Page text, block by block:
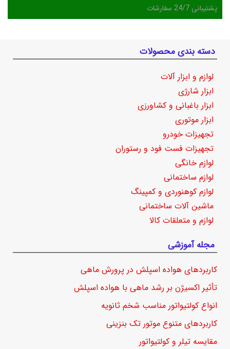
پشتیبانی 24/7 سفارشات
دسته بندی محصولات
لوازم و ابزار آلات
ابزار شارژی
ابزار باغبانی و کشاورزی
ابزار موتوری
تجهیزات خودرو
تجهیزات فست فود و رستوران
لوازم خانگی
لوازم ساختمانی
لوازم کوهنوردی و کمپینگ
ماشین آلات ساختمانی
لوازم و متعلقات کالا
مجله آموزشی
کاربردهای هواده اسپلش در پرورش ماهی
تأثیر اکسیژن بر رشد ماهی با هواده اسپلش
انواع کولتیواتور مناسب شخم ثانویه
کاربردهای متنوع موتور تک بنزینی
مقایسه تیلر و کولتیواتور